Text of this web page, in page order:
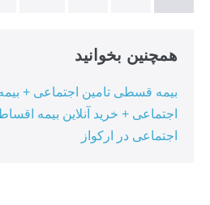
همچنین بخوانید
بیمه قسطی تامین اجتماعی +
اجتماعی + خرید آنلاین بیمه
اجتماعی در ارکواز